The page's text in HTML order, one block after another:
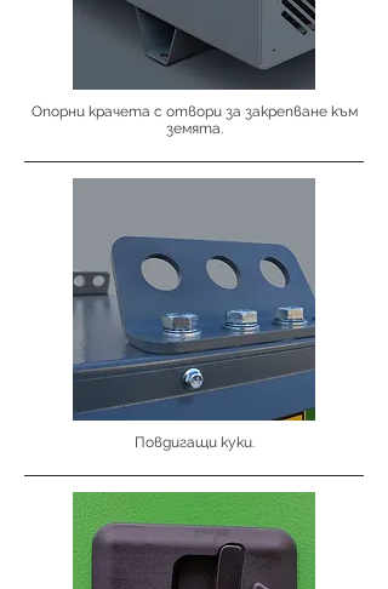
Опорни крачета с отвори за закрепване към
земята.
Повдигащи куки.